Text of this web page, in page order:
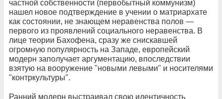
частной собственности (первобытный коммунизм)
нашел новое подтверждение в учении о матриархате
как состоянии, не знающем неравенства полов —
первого из проявлений социального неравенства. В
лице теории Бахофена, сразу же снискавшей
огромную популярность на Западе, европейский
модерн заполучает аргументацию, впоследствии
взятую на вооружение "новыми левыми" и носителями
"контркультуры".
Ранний модерн выстраивал свою идентичность